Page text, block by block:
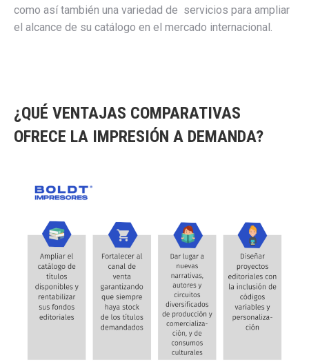
como así también una variedad de servicios para ampliar
el alcance de su catálogo en el mercado internacional.
¿QUÉ VENTAJAS COMPARATIVAS
OFRECE LA IMPRESIÓN A DEMANDA?